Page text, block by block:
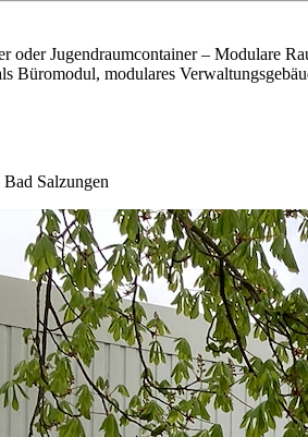
oder Jugendraumcontainer – Modulare
Büromodul, modulares
Salzungen